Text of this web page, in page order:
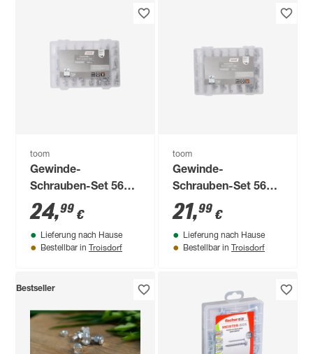
toom
Gewinde-
Schrauben-Set 560-
teilig
24,99 €
Lieferung nach Hause
Bestellbar in Troisdorf
toom
Gewinde-
Schrauben-Set 560-
teilig
21,99 €
Lieferung nach Hause
Bestellbar in Troisdorf
Bestseller